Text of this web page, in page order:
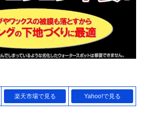
楽天市場で見る Yahoo!で見る